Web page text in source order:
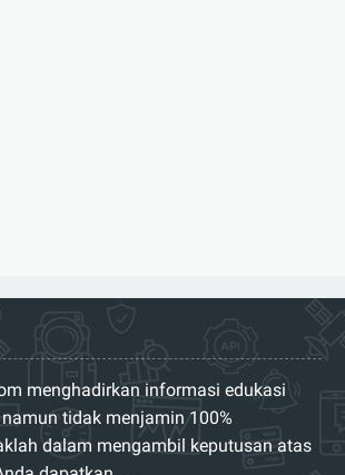
menghadirkan informasi edukasi
tidak menjamin 100%
dalam mengambil keputusan atas